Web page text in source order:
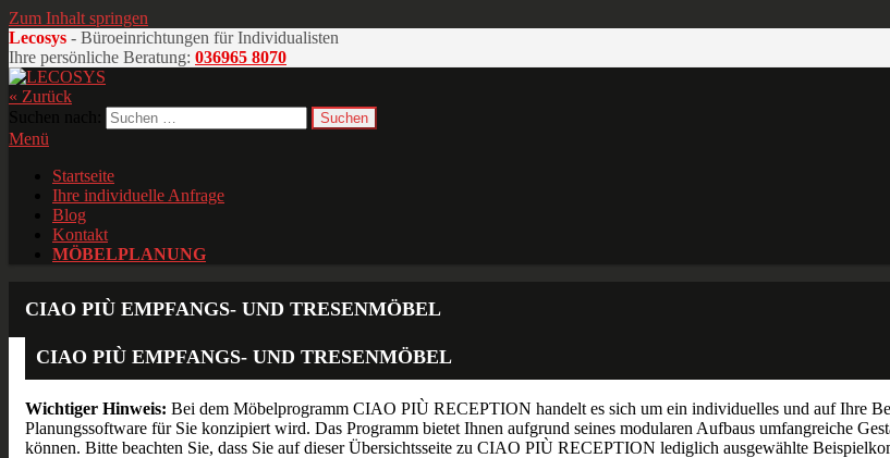
Zum Inhalt springen
Lecosys - Büroeinrichtungen für Individualisten
Ihre persönliche Beratung: 036965 8070
Büroeinrichtungen für Individualisten
« Zurück
Menü
Startseite
Ihre individuelle Anfrage
Blog
Kontakt
MÖBELPLANUNG
CIAO PIÙ EMPFANGS- UND TRESENMÖBEL
CIAO PIÙ EMPFANGS- UND TRESENMÖBEL
Wichtiger Hinweis: Bei dem Möbelprogramm CIAO PIÙ RECEPTION handelt es sich um ein individuelles und auf Ihre
Planungssoftware für Sie konzipiert wird. Das Programm bietet Ihnen aufgrund seines modularen Aufbaus umfangreiche
können. Bitte beachten Sie, dass Sie auf dieser Übersichtsseite zu CIAO PIÙ RECEPTION lediglich ausgewählte